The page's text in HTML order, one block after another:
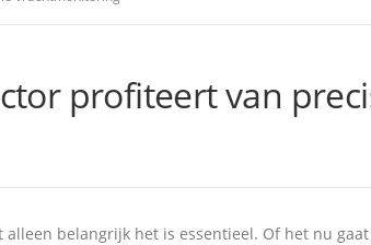
profiteert van
belangrijk het is essentieel. Of het nu